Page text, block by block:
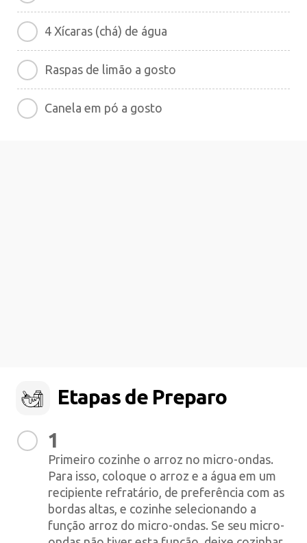
4 Xícaras (chá) de água
Raspas de limão a gosto
Canela em pó a gosto
Etapas de Preparo
1
Primeiro cozinhe o arroz no micro-ondas.
Para isso, coloque o arroz e a água em um
recipiente refratário, de preferência com as
bordas altas, e cozinhe selecionando a
função arroz do micro-ondas. Se seu micro-